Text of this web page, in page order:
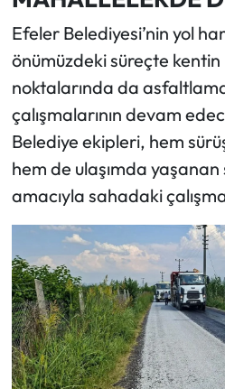
Efeler Belediyesi’nin yol
önümüzdeki süreçte
noktalarında da
çalışmalarının devam
Belediye ekipleri, hem
hem de ulaşımda
amacıyla sahadaki